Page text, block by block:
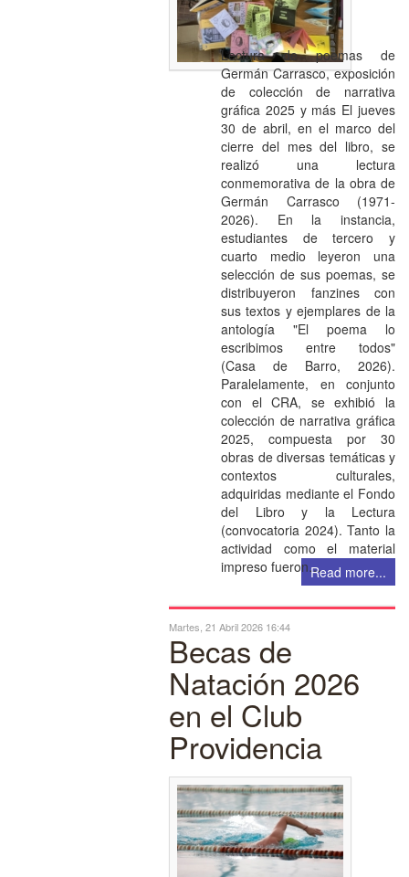
Lectura de poemas de
Germán Carrasco, exposición
de colección de narrativa
gráfica 2025 y más El jueves
30 de abril, en el marco del
cierre del mes del libro, se
realizó una lectura
conmemorativa de la obra de
Germán Carrasco (1971-
2026). En la instancia,
estudiantes de tercero y
cuarto medio leyeron una
selección de sus poemas, se
distribuyeron fanzines con
sus textos y ejemplares de la
antología "El poema lo
escribimos entre todos"
(Casa de Barro, 2026).
Paralelamente, en conjunto
con el CRA, se exhibió la
colección de narrativa gráfica
2025, compuesta por 30
obras de diversas temáticas y
contextos culturales,
adquiridas mediante el Fondo
del Libro y la Lectura
(convocatoria 2024). Tanto la
actividad como el material
impreso fueron…Read more...
Martes, 21 Abril 2026 16:44
Becas de
Natación 2026
en el Club
Providencia